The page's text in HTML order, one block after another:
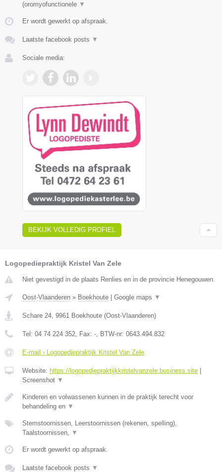
(oromyofunctionele ▼
Er wordt gewerkt op afspraak.
Laatste facebook posts ▼
Sociale media:
BEKIJK VOLLEDIG PROFIEL
Logopediepraktijk Kristel Van Zele
Niet gevestigd in de plaats Renlies en in de provincie Henegouwen.
Oost-Vlaanderen » Boekhoute Google maps ▼
Schare 24, 9961 Boekhoute (Oost-Vlaanderen)
Tel: 04 74 224 352, Fax: -, BTW-nr: 0643.494.832
E-mail › Logopediepraktijk Kristel Van Zele
Website: https://logopediepraktijkkristelvanzele.business.site
Screenshot ▼
Kinderen en volwassenen kunnen in de praktijk terecht voor
behandeling en ▼
Stemstoornissen, Leerstoornissen (rekenen, spelling),
Taalstoornissen, ▼
Er wordt gewerkt op afspraak.
Laatste facebook posts ▼